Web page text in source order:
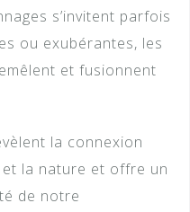
s’invitent parfois
ou exubérantes, les
et fusionnent
la connexion
et la nature et offre un
de notre